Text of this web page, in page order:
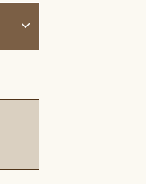
降冪)
按發佈時間